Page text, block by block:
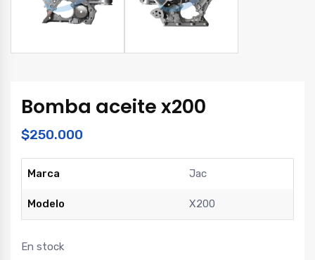
Bomba aceite x200
$250.000
Marca Jac
Modelo X200
En stock